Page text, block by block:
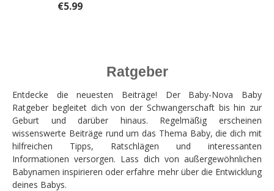
€5.99
Ratgeber
Entdecke die neuesten Beiträge! Der Baby-Nova Baby
Ratgeber begleitet dich von der Schwangerschaft bis hin zur
Geburt und darüber hinaus. Regelmäßig erscheinen
wissenswerte Beiträge rund um das Thema Baby, die dich mit
hilfreichen Tipps, Ratschlägen und interessanten
Informationen versorgen. Lass dich von außergewöhnlichen
Babynamen inspirieren oder erfahre mehr über die Entwicklung
deines Babys.